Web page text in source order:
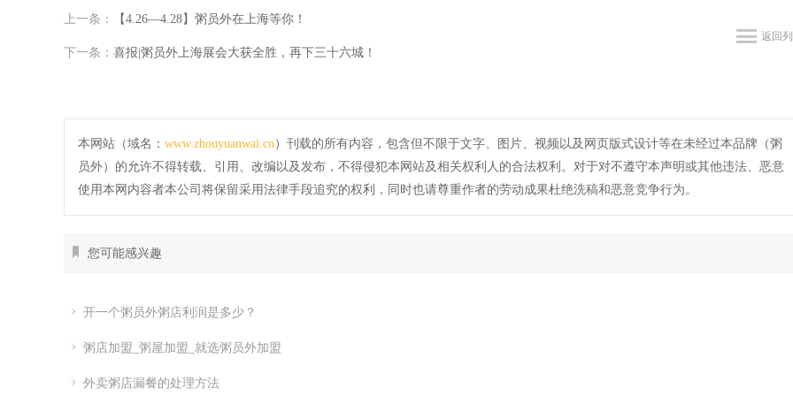
上一条： 【4.26—4.28】粥员外在上海等你！
下一条： 喜报|粥员外上海展会大获全胜，再下三十六城！
返回
本网站（域名： www.zhouyuanwai.cn）刊载的所有内容，包含但不限于文字、图片、视频以及网页版式设计等在未经过本品牌（粥
员外）的允许不得转载、引用、改编以及发布，不得侵犯本网站及相关权利人的合法权利。对于对不遵守本声明或其他违法、恶意
使用本网内容者本公司将保留采用法律手段追究的权利，同时也请尊重作者的劳动成果杜绝洗稿和恶意竞争行为。
您可能感兴趣
开一个粥员外粥店利润是多少？
粥店加盟_粥屋加盟_就选粥员外加盟
外卖粥店漏餐的处理方法